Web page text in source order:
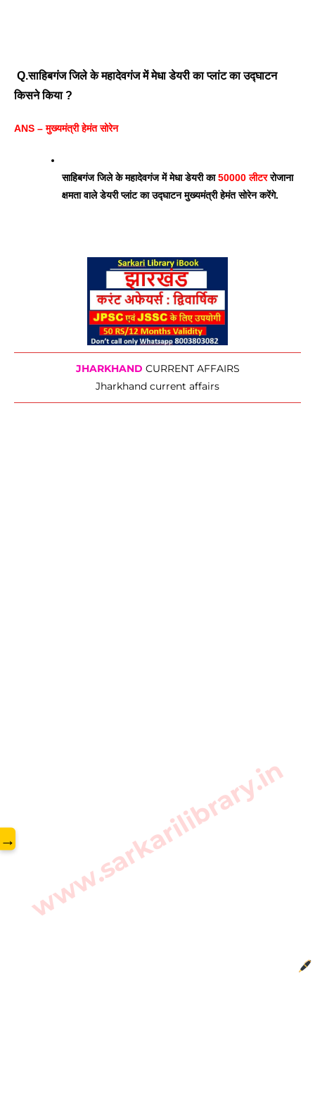
Q.साहिबगंज जिले के महादेवगंज में मेधा डेयरी का प्लांट का उद्घाटन
किसने किया ?
ANS – मुख्यमंत्री हेमंत सोरेन
साहिबगंज जिले के महादेवगंज में मेधा डेयरी का 50000 लीटर रोजाना
क्षमता वाले डेयरी प्लांट का उद्घाटन मुख्यमंत्री हेमंत सोरेन करेंगे.
JHARKHAND CURRENT AFFAIRS
Jharkhand current affairs
www.sarkarilibrary.in
→